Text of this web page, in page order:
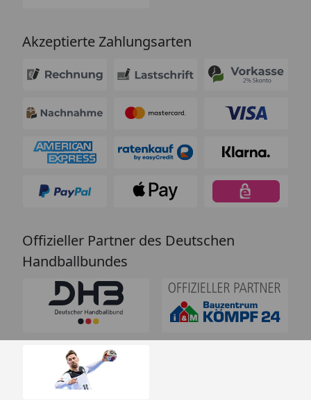
Akzeptierte Zahlungsarten
Offizieller Partner des Deutschen
Handballbundes